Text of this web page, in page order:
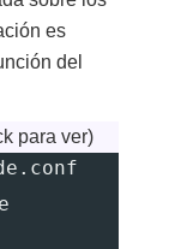
es
del
para ver)